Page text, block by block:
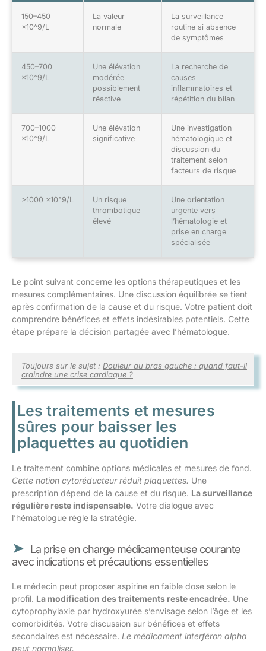
150–450
×10^9/L
La valeur
normale
La surveillance
routine si absence
de symptômes
450–700
×10^9/L
Une élévation
modérée
possiblement
réactive
La recherche de
causes
inflammatoires et
répétition du bilan
700–1000
×10^9/L
Une élévation
significative
Une investigation
hématologique et
discussion du
traitement selon
facteurs de risque
>1000 ×10^9/L
Un risque
thrombotique
élevé
Une orientation
urgente vers
l’hématologie et
prise en charge
spécialisée
Le point suivant concerne les options thérapeutiques et les
mesures complémentaires. Une discussion équilibrée se tient
après confirmation de la cause et du risque. Votre patient doit
comprendre bénéfices et effets indésirables potentiels. Cette
étape prépare la décision partagée avec l’hématologue.
Toujours sur le sujet : Douleur au bras gauche : quand faut-il
craindre une crise cardiaque ?
Les traitements et mesures
sûres pour baisser les
plaquettes au quotidien
Le traitement combine options médicales et mesures de fond.
Cette notion cytoréducteur réduit plaquettes. Une
prescription dépend de la cause et du risque. La surveillance
régulière reste indispensable. Votre dialogue avec
l’hématologue règle la stratégie.
La prise en charge médicamenteuse courante
avec indications et précautions essentielles
Le médecin peut proposer aspirine en faible dose selon le
profil. La modification des traitements reste encadrée. Une
cytoprophylaxie par hydroxyurée s’envisage selon l’âge et les
comorbidités. Votre discussion sur bénéfices et effets
secondaires est nécessaire. Le médicament interféron alpha
peut normaliser.